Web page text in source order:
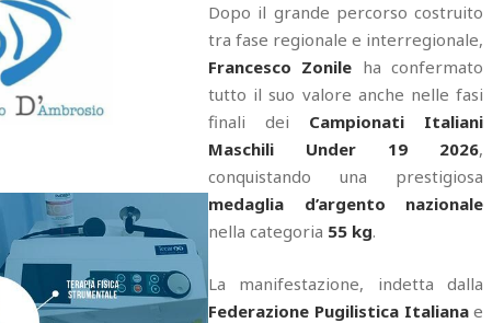
Dopo il grande percorso costruito
tra fase regionale e interregionale,
Francesco Zonile ha confermato
tutto il suo valore anche nelle fasi
finali dei Campionati Italiani
Maschili Under 19 2026,
conquistando una prestigiosa
medaglia d’argento nazionale
nella categoria 55 kg.
La manifestazione, indetta dalla
Federazione Pugilistica Italianae